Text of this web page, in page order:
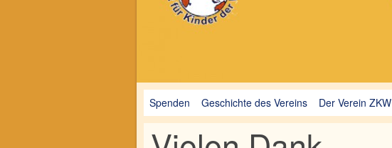
Spenden Geschichte des Vereins Der Verein ZKW